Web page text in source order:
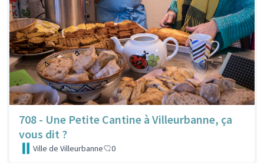
708 - Une Petite Cantine à Villeurbanne, ça
vous dit ?
Ville de Villeurbanne 0